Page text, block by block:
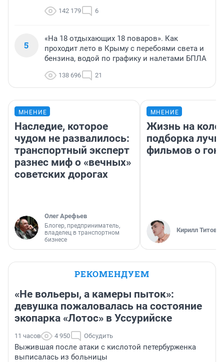
142 179 6
5
«На 18 отдыхающих 18 поваров». Как
проходит лето в Крыму с перебоями света и
бензина, водой по графику и налетами БПЛА
138 696 21
МНЕНИЕ
Наследие, которое
чудом не развалилось:
транспортный эксперт
разнес миф о «вечных»
советских дорогах
Олег Арефьев
Блогер, предприниматель,
владелец в транспортном
бизнесе
МНЕНИЕ
Жизнь на
подборка
фильмов о
Кирилл Титов
РЕКОМЕНДУЕМ
«Не вольеры, а камеры пыток»:
девушка пожаловалась на состояние
экопарка «Лотос» в Уссурийске
11 часов 4 950 Обсудить
Выжившая после атаки с кислотой петербурженка
выписалась из больницы